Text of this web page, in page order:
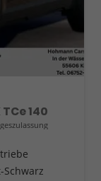
140